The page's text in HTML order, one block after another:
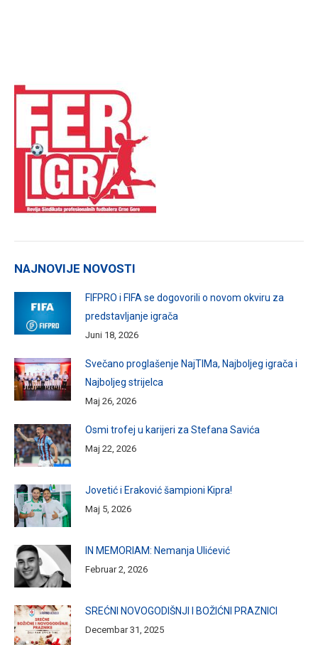
NAJNOVIJE NOVOSTI
FIFPRO i FIFA se dogovorili o novom okviru za
predstavljanje igrača
Juni 18, 2026
Svečano proglašenje NajTIMa, Najboljeg igrača i
Najboljeg strijelca
Maj 26, 2026
Osmi trofej u karijeri za Stefana Savića
Maj 22, 2026
Jovetić i Eraković šampioni Kipra!
Maj 5, 2026
IN MEMORIAM: Nemanja Ulićević
Februar 2, 2026
SREĆNI NOVOGODIŠNJI I BOŽIĆNI PRAZNICI
Decembar 31, 2025